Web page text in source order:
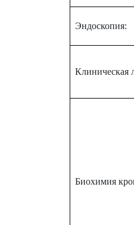
Эндоскопия:
Клиническая
Биохимия